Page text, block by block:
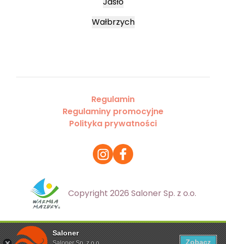
Saloner
Zobacz
Ta strona korzysta z plików cookies. Aby dowiedzieć się
Wałbrzych
Regulamin
Regulaminy promocyjne
Polityka prywatności
Copyright 2026 Saloner Sp. z o.o.